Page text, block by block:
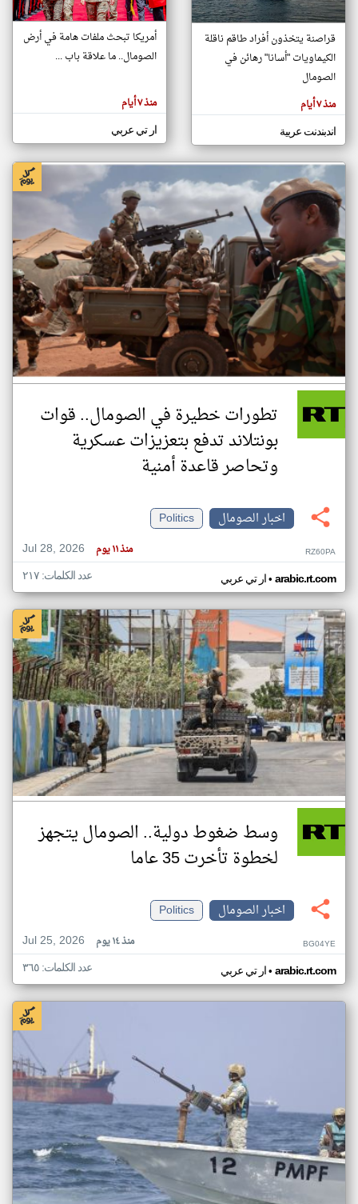
تغيير الدولة
اخبار الصومال على مدار الساعة
أهم اخبار الصومال العاجلة والمباشرة
المقالات
هنا عن
وجهة
كاتبيها.
قراصنة يتخذون أفراد طاقم ناقلة
الكيماويات "أسانا" رهائن في
الصومال
منذ ٧ أيام
اندبندنت عربية
أمريكا تبحث ملفات هامة في أرض
الصومال.. ما علاقة باب ...
منذ ٧ أيام
ار تي عربي
تطورات خطيرة في الصومال.. قوات
بونتلاند تدفع بتعزيزات عسكرية
وتحاصر قاعدة أمنية
اخبار الصومال
Politics
Jul 28, 2026
منذ ١١ يوم RZ60PA
ار تي عربي• arabic.rt.com عدد الكلمات: ٢١٧
وسط ضغوط دولية.. الصومال يتجهز
لخطوة تأخرت 35 عاما
اخبار الصومال
Politics
Jul 25, 2026
منذ ١٤ يوم BG04YE
ار تي عربي• arabic.rt.com عدد الكلمات: ٣٦٥
klyoum.com